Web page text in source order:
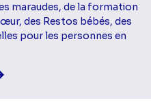
maraudes, de la formation
des Restos bébés, des
pour les personnes en
Voir la fiche diffusion